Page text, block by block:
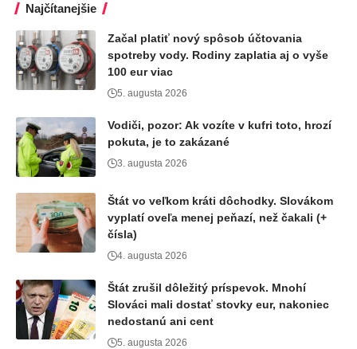
Najčítanejšie
Začal platiť nový spôsob účtovania
spotreby vody. Rodiny zaplatia aj o vyše
100 eur viac
5. augusta 2026
Vodiči, pozor: Ak vozíte v kufri toto, hrozí
pokuta, je to zakázané
3. augusta 2026
Štát vo veľkom kráti dôchodky. Slovákom
vyplatí oveľa menej peňazí, než čakali (+
čísla)
4. augusta 2026
Štát zrušil dôležitý príspevok. Mnohí
Slováci mali dostať stovky eur, nakoniec
nedostanú ani cent
5. augusta 2026